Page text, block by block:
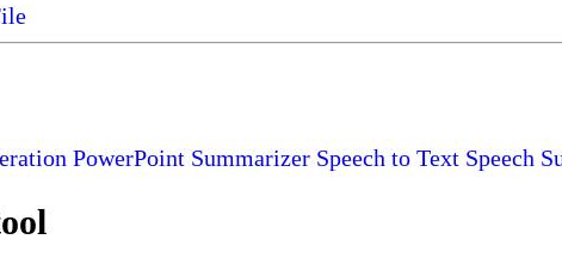
PowerPoint Summarizer Speech to Text Speech